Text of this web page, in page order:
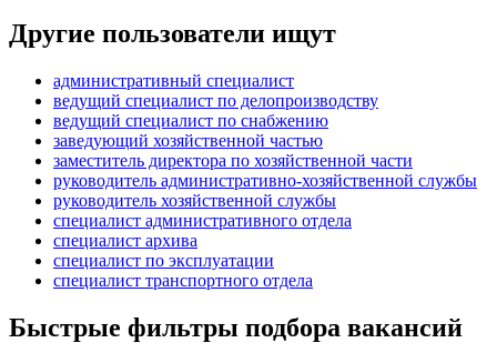
Другие пользователи ищут
административный специалист
ведущий специалист по делопроизводству
ведущий специалист по снабжению
заведующий хозяйственной частью
заместитель директора по хозяйственной части
руководитель административно-хозяйственной службы
руководитель хозяйственной службы
специалист административного отдела
специалист архива
специалист по эксплуатации
специалист транспортного отдела
Быстрые фильтры подбора вакансий